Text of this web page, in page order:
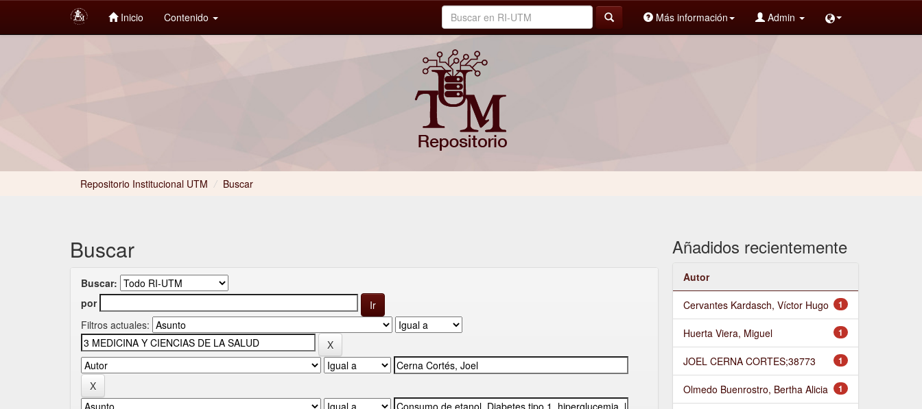
Inicio Contenido Más información Admin
Repositorio Institucional UTM / Buscar
Buscar
Buscar:
por
Filtros actuales:
Añadidos recientemente
Autor
1
Cervantes Kardasch, Víctor Hugo
1
Huerta Viera, Miguel
1
JOEL CERNA CORTES;38773
1
Olmedo Buenrostro, Bertha Alicia